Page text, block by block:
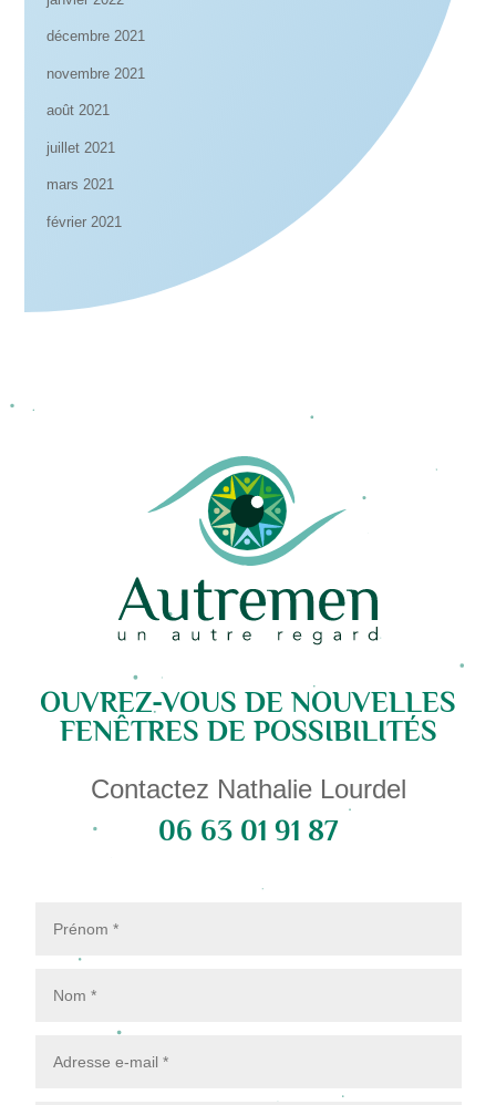
décembre 2021
novembre 2021
août 2021
juillet 2021
mars 2021
février 2021
OUVREZ-VOUS DE NOUVELLES
FENÊTRES DE POSSIBILITÉS
Contactez Nathalie Lourdel
06 63 01 91 87